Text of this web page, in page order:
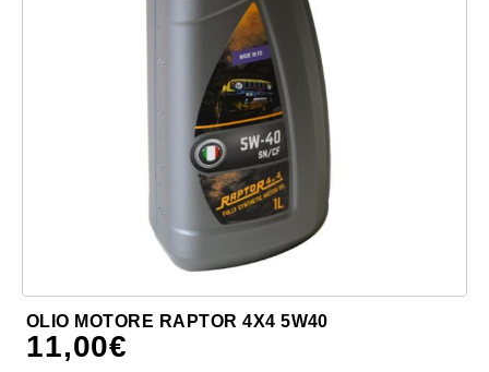
OLIO MOTORE RAPTOR 4X4 5W40
11,00€